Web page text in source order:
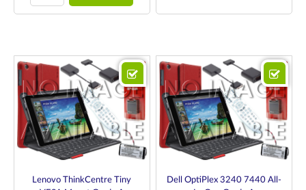
Lenovo ThinkCentre Tiny
Dell OptiPlex 3240 7440 All-